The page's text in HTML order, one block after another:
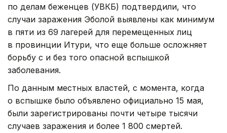
по делам беженцев (УВКБ) подтвердили, что
случаи заражения Эболой выявлены как минимум
в пяти из 69 лагерей для перемещенных лиц
в провинции Итури, что еще больше осложняет
борьбу с и без того опасной вспышкой
заболевания.
По данным местных властей, с момента, когда
о вспышке было объявлено официально 15 мая,
были зарегистрированы почти четыре тысячи
случаев заражения и более 1 800 смертей.